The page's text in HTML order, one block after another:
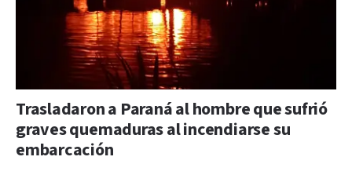
Trasladaron a Paraná al hombre que sufrió
graves quemaduras al incendiarse su
embarcación